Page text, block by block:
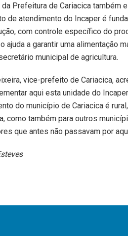
Prefeitura de Cariacica também
de atendimento do Incaper é
com controle específico do
ajuda a garantir uma alimentação
municipal de agricultura.
vice-prefeito de Cariacica,
aqui esta unidade do
do município de Cariacica é
como também para outros
que antes não passavam por